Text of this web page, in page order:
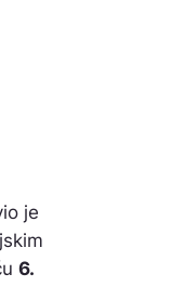
je
6.